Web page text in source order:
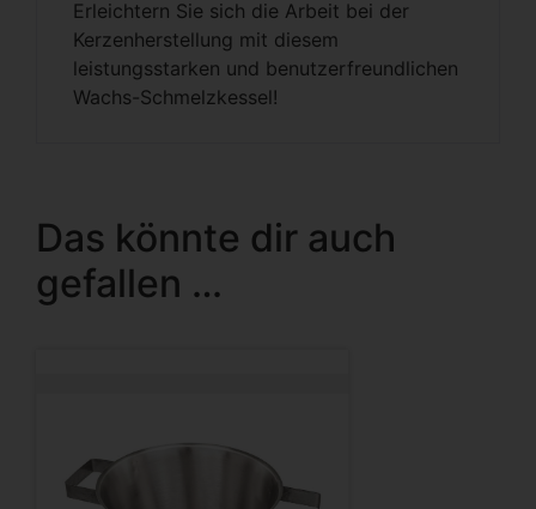
Erleichtern Sie sich die Arbeit bei der
Kerzenherstellung mit diesem
leistungsstarken und benutzerfreundlichen
Wachs-Schmelzkessel!
Das könnte dir auch
gefallen …